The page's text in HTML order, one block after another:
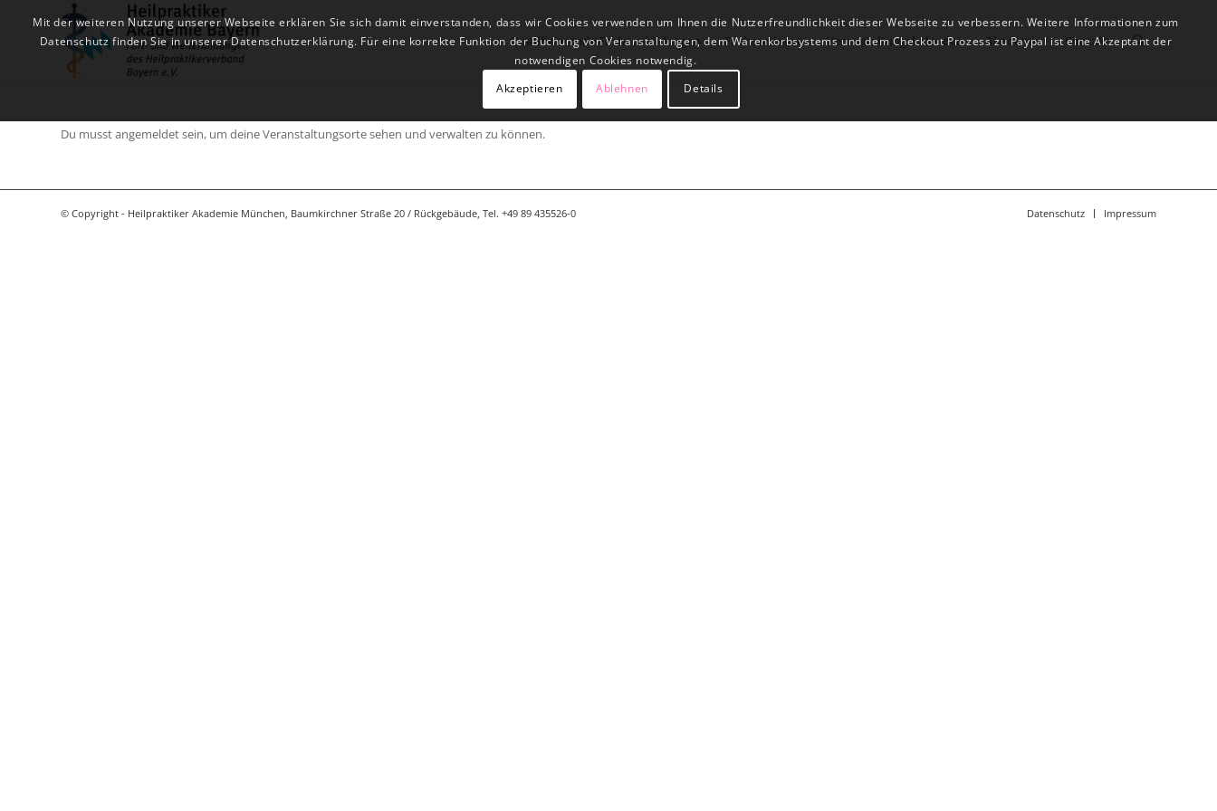
Qualifizierende Fachausbildungen Fachseminare Veranstaltungskalender Akademie Kontakt
Du musst angemeldet sein, um deine Veranstaltungsorte sehen und verwalten zu können.
© Copyright - Heilpraktiker Akademie München, Baumkirchner Straße 20 / Rückgebäude, Tel. +49 89 435526-0 Datenschutz Impressum
Mit der weiteren Nutzung unserer Webseite erklären Sie sich damit einverstanden, dass wir Cookies verwenden um Ihnen die Nutzerfreundlichkeit dieser Webseite zu verbessern. Weitere Informationen zum
Datenschutz finden Sie in unserer Datenschutzerklärung. Für eine korrekte Funktion der Buchung von Veranstaltungen, dem Warenkorbsystems und dem Checkout Prozess zu Paypal ist eine Akzeptant der
notwendigen Cookies notwendig.
Akzeptieren
Ablehnen Details